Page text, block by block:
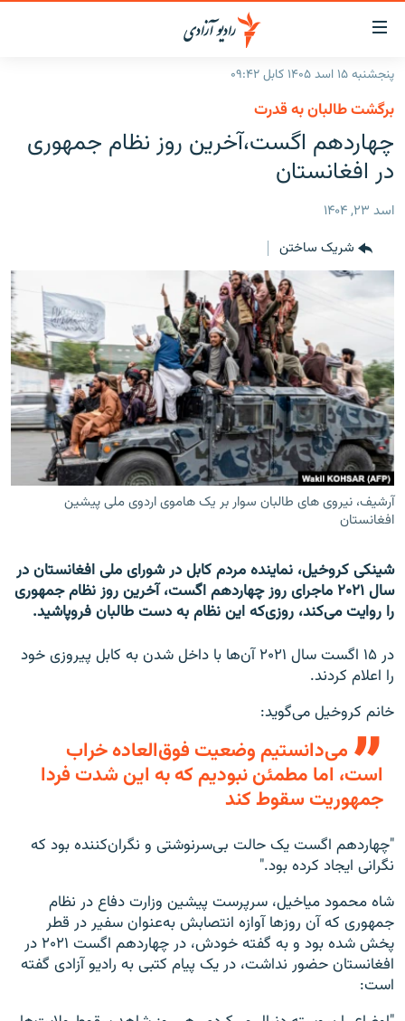
لینک‌های
قابل
دسترسی
بازگشت
به
متن
اصلی
بازگشت
به
منوی
مراجعه
به
صفحه
صفحه نخست
گزارش‌ها
افغانستان
جهان
خبرها
برنامه‌ها
مجموعه تصویری
بحران مهاجرت
'کووید-۱۹'
تماس
صفحه پشتو
Azadi English
پنجشنبه ۱۵ اسد ۱۴۰۵ کابل ۰۹:۴۲
برگشت طالبان به قدرت
چهاردهم اگست،آخرین روز نظام جمهوری
در افغانستان
اسد ۲۳, ۱۴۰۴
شریک ساختن
آرشیف، نیروی های طالبان سوار بر یک هاموی اردوی ملی پیشین
افغانستان
شینکی کروخیل، نماینده مردم کابل در شورای ملی افغانستان در
سال ۲۰۲۱ ماجرای روز چهاردهم اگست، آخرین روز نظام جمهوری
را روایت می‌کند، روزی‌که این نظام به دست طالبان فروپاشید.
در ۱۵ اگست سال ۲۰۲۱ آن‌ها با داخل شدن به کابل پیروزی خود
را اعلام کردند.
خانم کروخیل می‌گوید:
می‌دانستیم وضعیت فوق‌العاده خراب
است، اما مطمئن نبودیم که به این شدت فردا
جمهوریت سقوط کند
"چهاردهم اگست یک حالت بی‌سرنوشتی و نگران‌کننده بود که
نگرانی ایجاد کرده بود."
شاه محمود میاخیل، سرپرست پیشین وزارت دفاع در نظام
جمهوری که آن روزها آوازه انتصابش به‌عنوان سفیر در قطر
پخش شده بود و به گفته خودش، در چهاردهم اگست ۲۰۲۱ در
افغانستان حضور نداشت، در یک پیام کتبی به رادیو آزادی گفته
است: